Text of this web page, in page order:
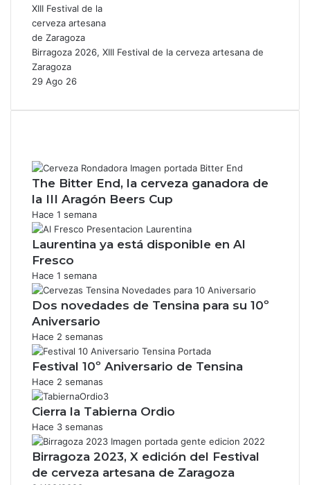
Birragoza 2026, XIII Festival de la cerveza artesana de
Zaragoza
29 Ago 26
The Bitter End, la cerveza ganadora de
la III Aragón Beers Cup
Hace 1 semana
Laurentina ya está disponible en Al
Fresco
Hace 1 semana
Dos novedades de Tensina para su 10º
Aniversario
Hace 2 semanas
Festival 10º Aniversario de Tensina
Hace 2 semanas
Cierra la Tabierna Ordio
Hace 3 semanas
Birragoza 2023, X edición del Festival
de cerveza artesana de Zaragoza